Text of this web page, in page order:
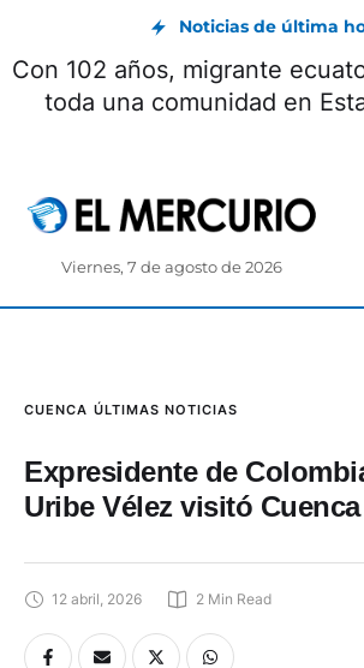
Noticias de última
Con 102 años, migrante
toda una comunidad en
Viernes, 7 de agosto de 2026
CUENCA ÚLTIMAS NOTICIAS
Expresidente de
Uribe Vélez visitó Cuenca
12 abril, 2026 2 Min Read